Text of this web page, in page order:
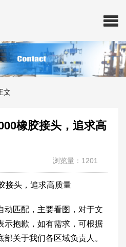
文
橡胶接头，追求高
浏览量：1201
接头，追求高质量
动匹配，主要看图，对于文
示抱歉，如有需求，可根据
关于我们各区域负责人。